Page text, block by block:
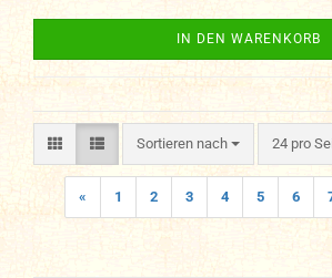
IN DEN WARENKORB
Sortieren nach
Sortieren nach 24 pro
pro Seite
« 1 2 3 4 5 6